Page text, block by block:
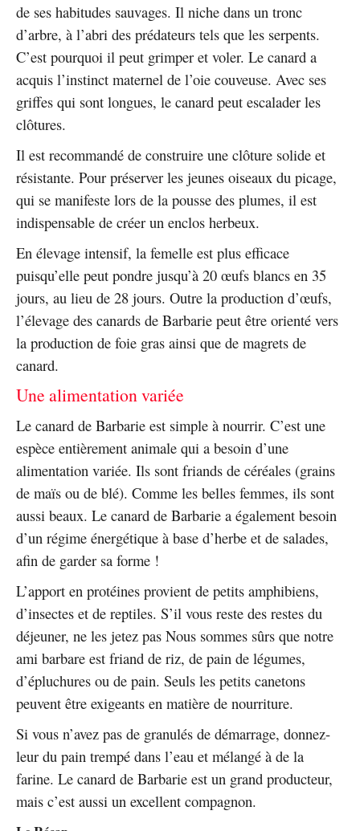
de ses habitudes sauvages. Il niche dans un tronc
d’arbre, à l’abri des prédateurs tels que les serpents.
C’est pourquoi il peut grimper et voler. Le canard a
acquis l’instinct maternel de l’oie couveuse. Avec ses
griffes qui sont longues, le canard peut escalader les
clôtures.
Il est recommandé de construire une clôture solide et
résistante. Pour préserver les jeunes oiseaux du picage,
qui se manifeste lors de la pousse des plumes, il est
indispensable de créer un enclos herbeux.
En élevage intensif, la femelle est plus efficace
puisqu’elle peut pondre jusqu’à 20 œufs blancs en 35
jours, au lieu de 28 jours. Outre la production d’œufs,
l’élevage des canards de Barbarie peut être orienté vers
la production de foie gras ainsi que de magrets de
canard.
Une alimentation variée
Le canard de Barbarie est simple à nourrir. C’est une
espèce entièrement animale qui a besoin d’une
alimentation variée. Ils sont friands de céréales (grains
de maïs ou de blé). Comme les belles femmes, ils sont
aussi beaux. Le canard de Barbarie a également besoin
d’un régime énergétique à base d’herbe et de salades,
afin de garder sa forme !
L’apport en protéines provient de petits amphibiens,
d’insectes et de reptiles. S’il vous reste des restes du
déjeuner, ne les jetez pas Nous sommes sûrs que notre
ami barbare est friand de riz, de pain de légumes,
d’épluchures ou de pain. Seuls les petits canetons
peuvent être exigeants en matière de nourriture.
Si vous n’avez pas de granulés de démarrage, donnez-
leur du pain trempé dans l’eau et mélangé à de la
farine. Le canard de Barbarie est un grand producteur,
mais c’est aussi un excellent compagnon.